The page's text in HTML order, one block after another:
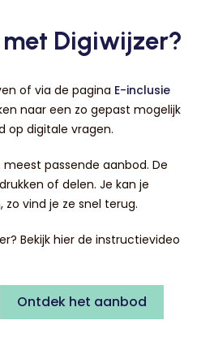
Digiwijzer?
of via de pagina E-inclusie
naar een zo gepast mogelijk
op digitale vragen.
passende aanbod. De
of delen. Je kan je
zo vind je ze snel terug.
Bekijk hier de instructievideo
Ontdek het aanbod